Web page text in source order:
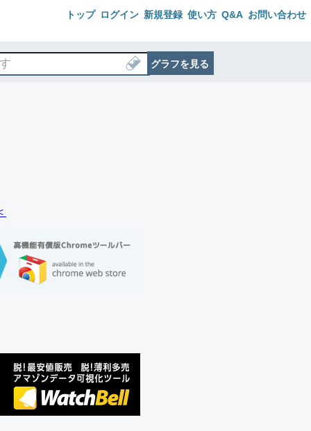
トップ ログイン 新規登録 使い方 Q&A お問い合わせ
グラフを見る